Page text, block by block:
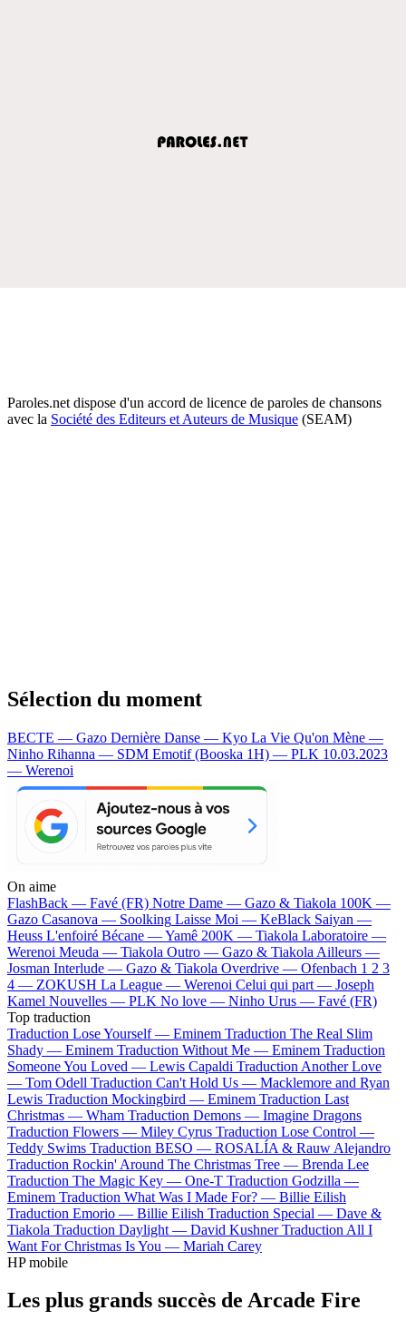
Paroles.net dispose d'un accord de licence de paroles de chansons
avec la Société des Editeurs et Auteurs de Musique (SEAM)
Sélection du moment
BECTE — Gazo Dernière Danse — Kyo La Vie Qu'on Mène —
Ninho Rihanna — SDM Emotif (Booska 1H) — PLK 10.03.2023
— Werenoi
On aime
FlashBack — Favé (FR) Notre Dame — Gazo & Tiakola 100K —
Gazo Casanova — Soolking Laisse Moi — KeBlack Saiyan —
Heuss L'enfoiré Bécane —Yamê 200K — Tiakola Laboratoire —
Werenoi Meuda — Tiakola Outro — Gazo & Tiakola Ailleurs —
Josman Interlude — Gazo & Tiakola Overdrive — Ofenbach 1 2 3
4 — ZOKUSH La League — Werenoi Celui qui part — Joseph
Kamel Nouvelles — PLK No love — Ninho Urus — Favé (FR)
Top traduction
Traduction Lose Yourself — Eminem Traduction The Real Slim
Shady — Eminem Traduction Without Me — Eminem Traduction
Someone You Loved — Lewis Capaldi Traduction Another Love
— Tom Odell Traduction Can't Hold Us — Macklemore and Ryan
Lewis Traduction Mockingbird — Eminem Traduction Last
Christmas — Wham Traduction Demons — Imagine Dragons
Traduction Flowers — Miley Cyrus Traduction Lose Control —
Teddy Swims Traduction BESO — ROSALÍA & Rauw Alejandro
Traduction Rockin' Around The Christmas Tree — Brenda Lee
Traduction The Magic Key — One-T Traduction Godzilla —
Eminem Traduction What Was I Made For? — Billie Eilish
Traduction Emorio — Billie Eilish Traduction Special — Dave &
Tiakola Traduction Daylight — David Kushner Traduction All I
Want For Christmas Is You — Mariah Carey
HP mobile
Les plus grands succès de Arcade Fire